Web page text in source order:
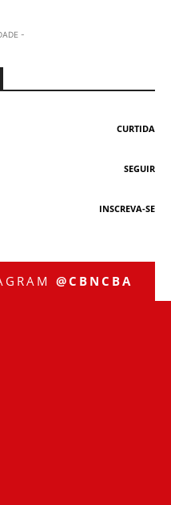
-
CURTIDA
SEGUIR
INSCREVA-SE
@CBNCBA